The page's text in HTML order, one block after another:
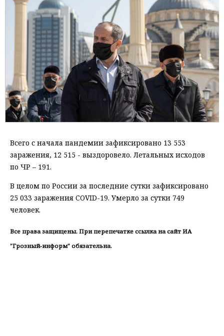
Всего с начала пандемии зафиксировано 13 553
заражения, 12 515 - выздоровело. Летальных исходов
по ЧР – 191.
В целом по России за последние сутки зафиксировано
25 033 заражения COVID-19. Умерло за сутки 749
человек.
Все права защищены. При перепечатке ссылка на сайт ИА
"Грозный-информ" обязательна.